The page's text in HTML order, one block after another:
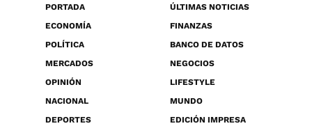
PORTADA
ÚLTIMAS NOTICIAS
ECONOMÍA
FINANZAS
POLÍTICA
BANCO DE DATOS
MERCADOS
NEGOCIOS
OPINIÓN
LIFESTYLE
NACIONAL
MUNDO
DEPORTES
EDICIÓN IMPRESA